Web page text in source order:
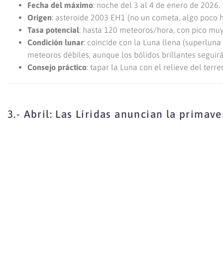
Fecha del máximo: noche del 3 al 4 de enero de 2026.
Origen: asteroide 2003 EH1 (no un cometa, algo
Tasa potencial: hasta 120 meteoros/hora, con pico
Condición lunar: coincide con la Luna llena
meteoros débiles, aunque los bólidos brillantes
Consejo práctico: tapar la Luna con el relieve del
3.- Abril: Las Líridas anuncian la